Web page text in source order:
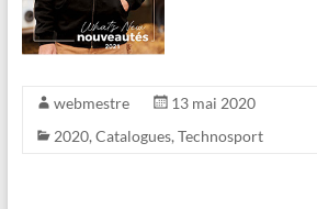
webmestre
13 mai 2020
2020, Catalogues, Technosport